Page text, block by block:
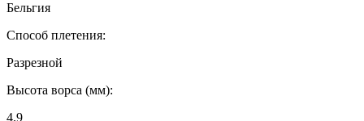
Бельгия
Способ плетения:
Разрезной
Высота ворса (мм):
4.9